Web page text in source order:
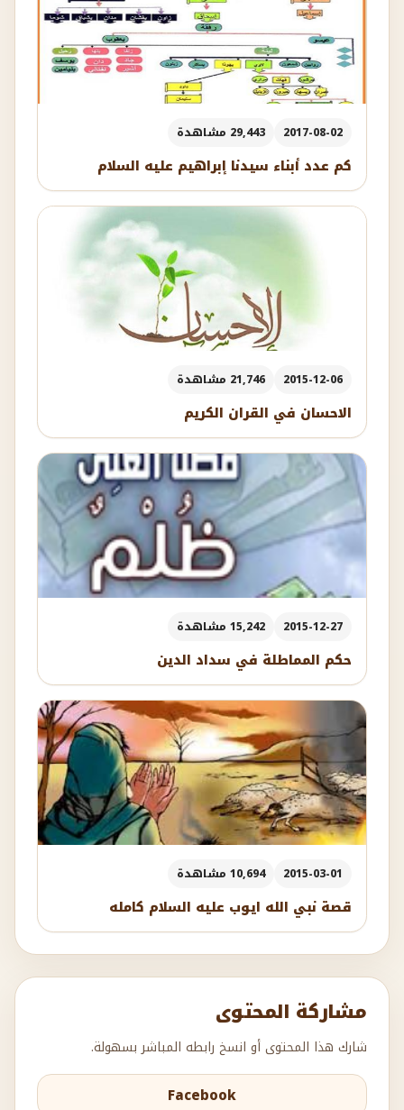
2017-08-02 29,443 مشاهدة
كم عدد أبناء سيدنا إبراهيم عليه السلام
2015-12-06 21,746 مشاهدة
الاحسان في القران الكريم
2015-12-27 15,242 مشاهدة
حكم المماطلة في سداد الدين
2015-03-01 10,694 مشاهدة
قصة نبي الله ايوب عليه السلام كامله
مشاركة المحتوى
شارك هذا المحتوى أو انسخ رابطه المباشر بسهولة.
Facebook